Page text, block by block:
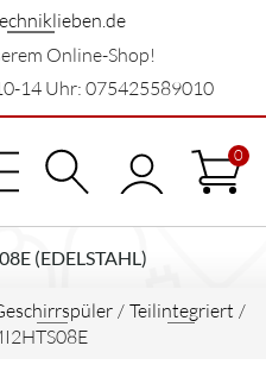
Online-Shop!
14 Uhr: 075425589010
0
(EDELSTAHL)
/ Teilintegriert /